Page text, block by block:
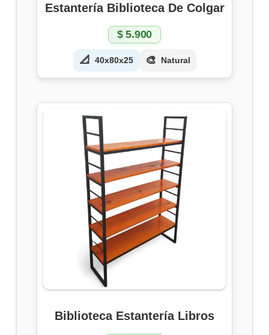
Estantería Biblioteca De Colgar
📐 40x80x25 🎨 Natural
$5.900
Biblioteca Estantería Libros